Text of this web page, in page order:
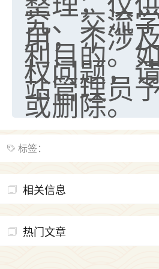
究、交流
用，不涉
利目的。
权问题，
站管理员
或删除。
标签：
相关信息
热门文章
太岁还有一个发钱粮，本来
后，我以为都没戏了，结果
职第一个就是我，职务无所
3000，非常开心，无论如
鹿森：恭喜升职加薪！
12小时前 来自北京
心心相印
问题，反正就是不舒服。中
题，后来无意中看到有人推
之后，心情豁然开朗，也听
果问题。今年以来，身体比
了，老师说境随心转，现在